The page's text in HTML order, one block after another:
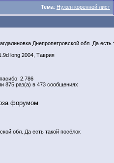
Тема: Нужен коренной лист
Днепропетровской обл. Да есть
long 2004, Таврия
2.786
875 раз(а) в 473 сообщениях
обл. Да есть такой посёлок